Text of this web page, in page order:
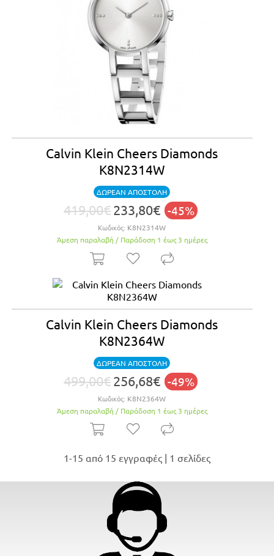
Calvin Klein Cheers Diamonds
K8N2314W
ΔΩΡΕΑΝ ΑΠΟΣΤΟΛΗ
419,00€233,80€ -45%
Κωδικός: K8N2314W
Άμεση παραλαβή / Παράδoση 1 έως 3 ημέρες
Calvin Klein Cheers Diamonds
K8N2364W
ΔΩΡΕΑΝ ΑΠΟΣΤΟΛΗ
499,00€256,68€ -49%
Κωδικός: K8N2364W
Άμεση παραλαβή / Παράδoση 1 έως 3 ημέρες
1-15 από 15 εγγραφές | 1 σελίδες